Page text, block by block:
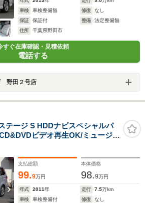
車検
車検整備無 修復
なし
保証
保証付 整備
法定整備無
住所
千葉県野田市
すぐ在庫確認・見積依頼
電話する
野田２号店
ージ S HDDナビスペシャルパ
ビデオ再生OK/ミュージッ
ア席フリップダウンモニター/バ
2列目セパレート7人乗り/フルエア
トキー支払総額
99.9万円
本体価格
98.9万円
年式 2011年 走行 7.5万km
車検
車検整備付 修復 なし